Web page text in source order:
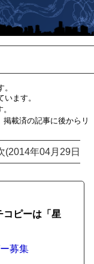
ます。
載済の記事に後からリ
(2014年04月29日
コピーは「星
募集